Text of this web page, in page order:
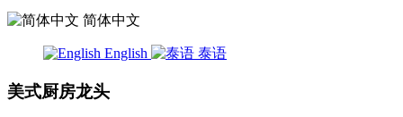
简体中文
English 泰语
美式厨房龙头